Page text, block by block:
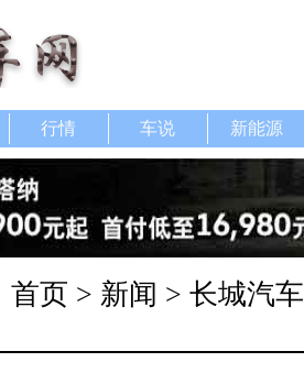
行情 车说 新能源
首页 > 新闻 > 长城汽